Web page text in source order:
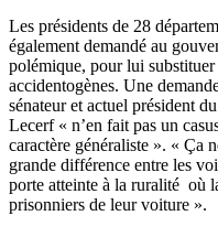
Les présidents de 28
également demandé au
polémique, pour lui substituer
accidentogènes. Une
sénateur et actuel président
Lecerf « n’en fait pas un
caractère généraliste ». « Ça
grande différence entre les
porte atteinte à la ruralité où
prisonniers de leur voiture ».